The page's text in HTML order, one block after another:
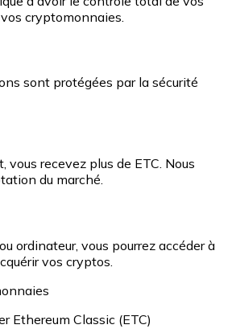
cryptomonnaies.
sont protégées par la sécurité
vous recevez plus de ETC. Nous
du marché.
ordinateur, vous pourrez accéder à
vos cryptos.
Ethereum Classic (ETC)